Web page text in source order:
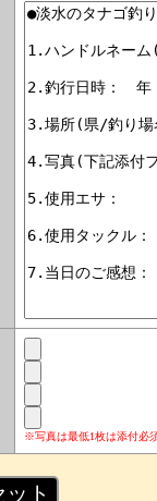
※写真は最低1枚は添付必